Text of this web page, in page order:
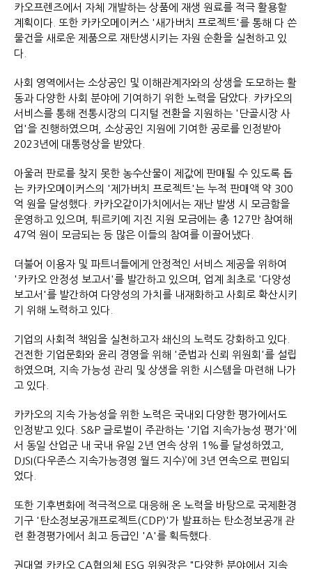
카오프렌즈에서 자체 개발하는 상품에 재생 원료를 적극 활용할
계획이다. 또한 카카오메이커스 '새가버치 프로젝트'를 통해 다 쓴
물건을 새로운 제품으로 재탄생시키는 자원 순환을 실천하고 있
다.
사회 영역에서는 소상공인 및 이해관계자와의 상생을 도모하는 활
동과 다양한 사회 분야에 기여하기 위한 노력을 담았다. 카카오의
서비스를 통해 전통시장의 디지털 전환을 지원하는 '단골시장 사
업'을 진행하였으며, 소상공인 지원에 기여한 공로를 인정받아
2023년에 대통령상을 받았다.
아울러 판로를 찾지 못한 농수산물이 제값에 판매될 수 있도록 돕
는 카카오메이커스의 '제가버치 프로젝트'는 누적 판매액 약 300
억 원을 달성했다. 카카오같이가치에서는 재난 발생 시 모금함을
운영하고 있으며, 튀르키예 지진 지원 모금에는 총 127만 참여해
47억 원이 모금되는 등 많은 이들의 참여를 이끌어냈다.
더불어 이용자 및 파트너들에게 안정적인 서비스 제공을 위하여
'카카오 안정성 보고서'를 발간하고 있으며, 업계 최초로 '다양성
보고서'를 발간하여 다양성의 가치를 내재화하고 사회로 확산시키
기 위해 노력하고 있다.
기업의 사회적 책임을 실천하고자 쇄신의 노력도 강화하고 있다.
건전한 기업문화와 윤리 경영을 위해 '준법과 신뢰 위원회'를 설립
하였으며, 지속 가능성 관리 및 상생을 위한 시스템을 마련해 나가
고 있다.
카카오의 지속 가능성을 위한 노력은 국내외 다양한 평가에서도
인정받고 있다. S&P 글로벌이 주관하는 '기업 지속가능성 평가'에
서 동일 산업군 내 국내 유일 2년 연속 상위 1%를 달성하였고,
DJSI(다우존스 지속가능경영 월드 지수)’에 3년 연속으로 편입되
었다.
또한 기후변화에 적극적으로 대응해 온 노력을 바탕으로 국제환경
기구 '탄소정보공개프로젝트(CDP)'가 발표하는 탄소정보공개 관
련 환경평가에서 최고 등급인 'A'를 획득했다.
권대열 카카오 CA협의체 ESG 위원장은 "다양한 분야에서 지속